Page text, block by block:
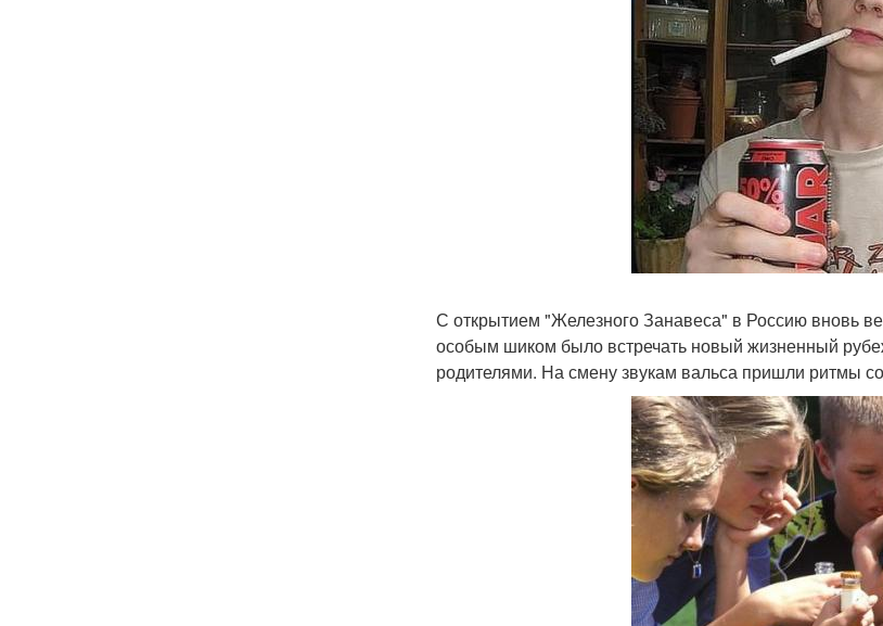
С открытием "Железного Занавеса" в Россию вновь
особым шиком было встречать новый жизненный
родителями. На смену звукам вальса пришли ритмы